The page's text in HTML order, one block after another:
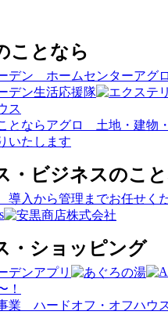
ことなら
・ビジネスのこ
・ショッピング